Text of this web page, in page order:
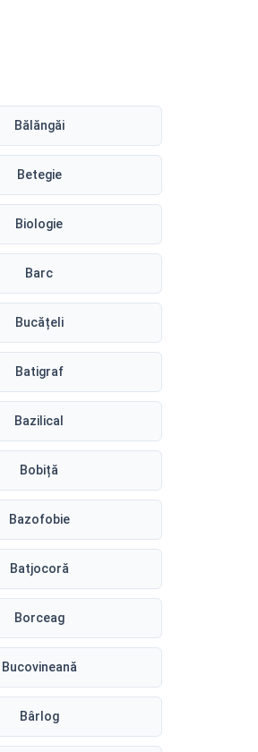
Bălăngăi
Betegie
Biologie
Barc
Bucățeli
Batigraf
Bazilical
Bobiță
Bazofobie
Batjocoră
Borceag
Bucovineană
Bârlog